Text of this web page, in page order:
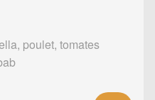
poulet, tomates